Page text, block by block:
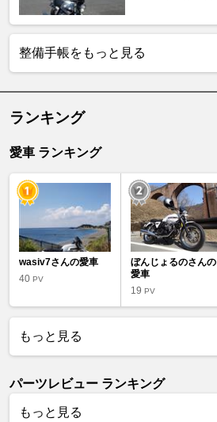
整備手帳をもっと見る
ランキング
愛車 ランキング
wasiv7さんの愛車
40 PV
ぼんじょるのさんの
愛車
19PV
もっと見る
パーツレビュー ランキング
もっと見る